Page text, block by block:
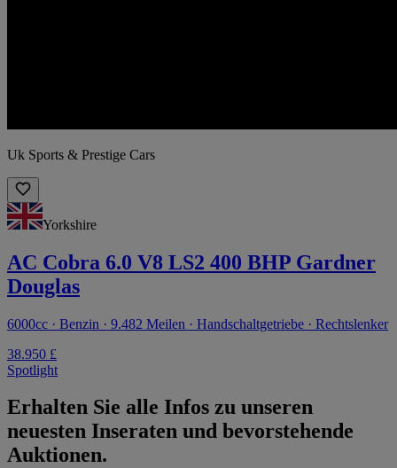
Uk Sports & Prestige Cars
Yorkshire
AC Cobra 6.0 V8 LS2 400 BHP Gardner
Douglas
6000cc · Benzin · 9.482 Meilen · Handschaltgetriebe · Rechtslenker
38.950 £
Spotlight
Erhalten Sie alle Infos zu unseren
neuesten Inseraten und bevorstehende
Auktionen.